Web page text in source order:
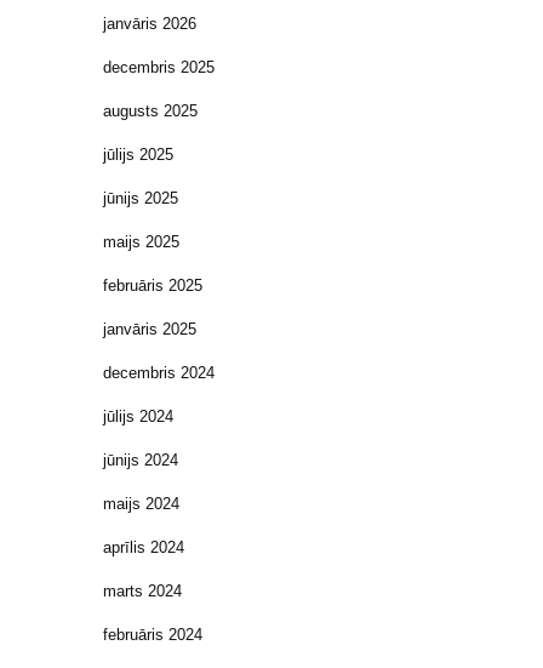
janvāris 2026
decembris 2025
augusts 2025
jūlijs 2025
jūnijs 2025
maijs 2025
februāris 2025
janvāris 2025
decembris 2024
jūlijs 2024
jūnijs 2024
maijs 2024
aprīlis 2024
marts 2024
februāris 2024